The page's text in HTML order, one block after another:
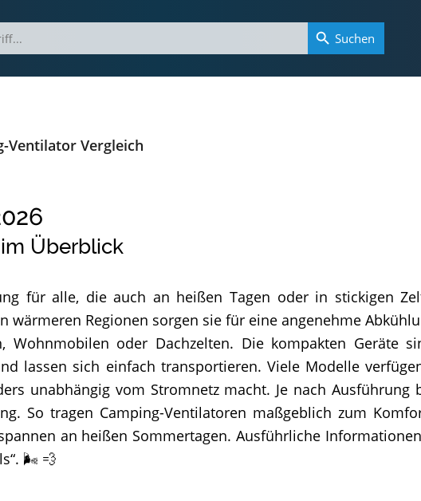
Ventilator Vergleich
Überblick
für alle, die auch an heißen Tagen oder in stickigen
Regionen sorgen sie für eine angenehme
Wohnmobilen oder Dachzelten. Die kompakten Geräte
lassen sich einfach transportieren. Viele Modelle
unabhängig vom Stromnetz macht. Je nach
So tragen Camping-Ventilatoren maßgeblich zum
an heißen Sommertagen. Ausführliche
🌬 💨
Suchen